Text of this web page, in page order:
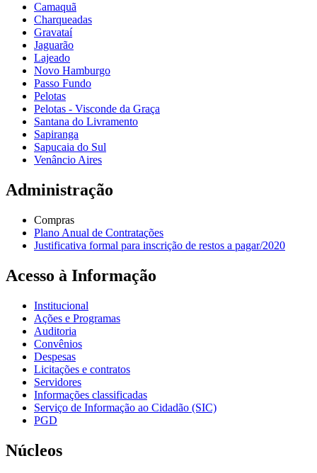
Camaquã
Charqueadas
Gravataí
Jaguarão
Lajeado
Novo Hamburgo
Passo Fundo
Pelotas
Pelotas - Visconde da Graça
Santana do Livramento
Sapiranga
Sapucaia do Sul
Venâncio Aires
Administração
Compras
Plano Anual de Contratações
Justificativa formal para inscrição de restos a pagar/2020
Acesso à Informação
Institucional
Ações e Programas
Auditoria
Convênios
Despesas
Licitações e contratos
Servidores
Informações classificadas
Serviço de Informação ao Cidadão (SIC)
PGD
Núcleos